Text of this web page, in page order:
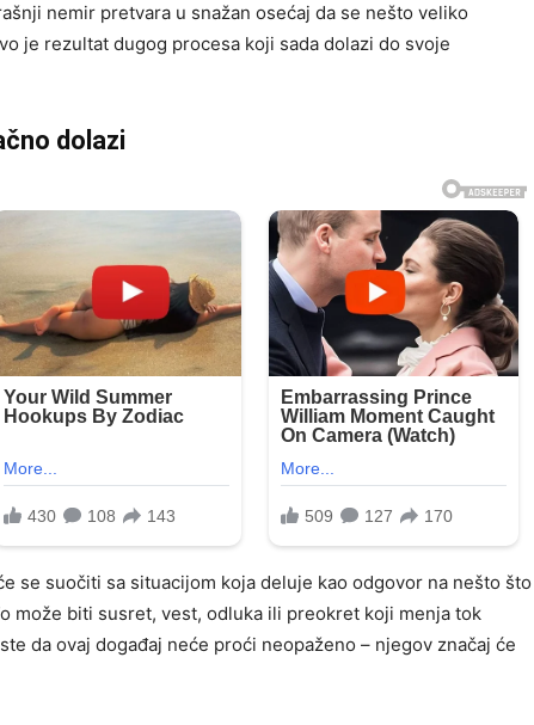
nemir pretvara u snažan osećaj da se nešto veliko
je rezultat dugog procesa koji sada dolazi do svoje
dolazi
se suočiti sa situacijom koja deluje kao odgovor na nešto što
može biti susret, vest, odluka ili preokret koji menja tok
da ovaj događaj neće proći neopaženo – njegov značaj će